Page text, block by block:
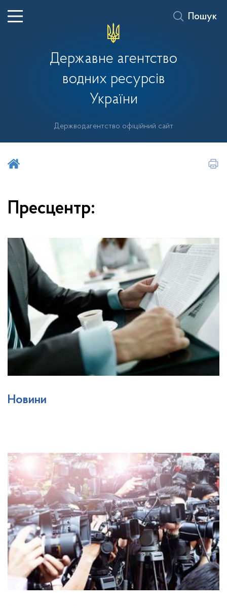
Державне агентство
водних ресурсів
України
Держводагентство офіційний сайт
Пошук
Пресцентр:
Новини